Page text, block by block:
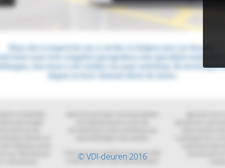
© VDI-deuren 2016